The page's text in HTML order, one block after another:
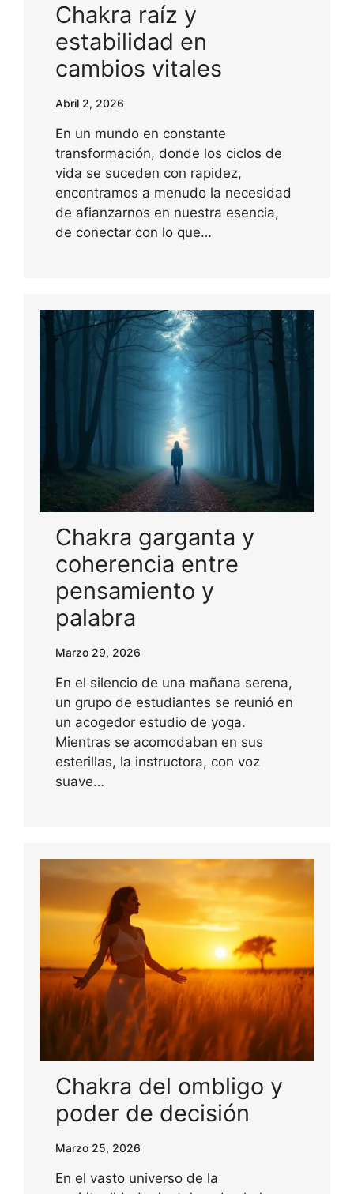
Chakra raíz y
estabilidad en
cambios vitales
Abril 2, 2026
En un mundo en constante
transformación, donde los ciclos de
vida se suceden con rapidez,
encontramos a menudo la necesidad
de afianzarnos en nuestra esencia,
de conectar con lo que…
Chakra garganta y
coherencia entre
pensamiento y
palabra
Marzo 29, 2026
En el silencio de una mañana serena,
un grupo de estudiantes se reunió en
un acogedor estudio de yoga.
Mientras se acomodaban en sus
esterillas, la instructora, con voz
suave…
Chakra del ombligo y
poder de decisión
Marzo 25, 2026
En el vasto universo de la